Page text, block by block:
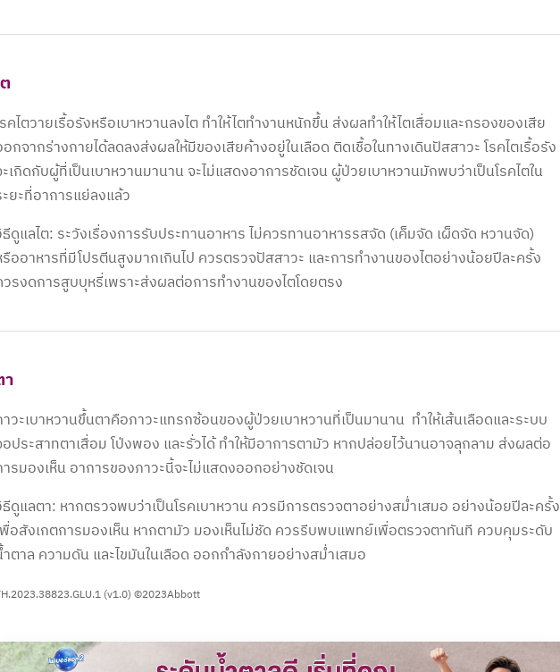
คไตวายเรื้อรังหรือเบาหวานลงไต ทำให้ไตทำงานหนักขึ้น ส่งผลทำให้ไตเสื่อมและกรองของเสีย
กจากร่างกายได้ลดลงส่งผลให้มีของเสียค้างอยู่ในเลือด ติดเชื้อในทางเดินปัสสาวะ โรคไตเรื้อรัง
เกิดกับผู้ที่เป็นเบาหวานมานาน จะไม่แสดงอาการชัดเจน ผู้ป่วยเบาหวานมักพบว่าเป็นโรคไตใน
ยะที่อาการแย่ลงแล้ว
ดูแลไต: ระวังเรื่องการรับประทานอาหาร ไม่ควรทานอาหารรสจัด (เค็มจัด เผ็ดจัด หวานจัด)
ออาหารที่มีโปรตีนสูงมากเกินไป ควรตรวจปัสสาวะ และการทำงานของไตอย่างน้อยปีละครั้ง
รงดการสูบบุหรี่เพราะส่งผลต่อการทำงานของไตโดยตรง
วะเบาหวานขึ้นตาคือภาวะแทรกซ้อนของผู้ป่วยเบาหวานที่เป็นมานาน ทำให้เส้นเลือดและระบบ
ประสาทตาเสื่อม โป่งพอง และรั่วได้ ทำให้มีอาการตามัว หากปล่อยไว้นานอาจลุกลาม ส่งผลต่อ
รมองเห็น อาการของภาวะนี้จะไม่แสดงออกอย่างชัดเจน
ดูแลตา: หากตรวจพบว่าเป็นโรคเบาหวาน ควรมีการตรวจตาอย่างสม่ำเสมอ อย่างน้อยปีละครั้ง
พื่อสังเกตการมองเห็น หากตามัว มองเห็นไม่ชัด ควรรีบพบแพทย์เพื่อตรวจตาทันที ควบคุมระดับ
ตาล ความดัน และไขมันในเลือด ออกกำลังกายอย่างสม่ำเสมอ
(v1.0) ©2023Abbott